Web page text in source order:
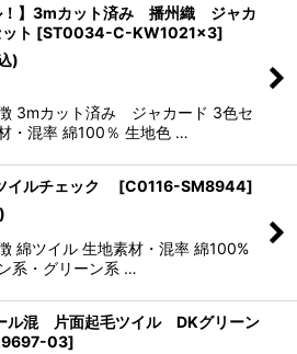
！】3mカット済み 播州織 ジャカ
ト [ST0034-C-KW1021×3]
)
3mカット済み ジャカード 3色セ
・混率 綿100％ 生地色 …
ルチェック [C0116-SM8944]
綿ツイル 生地素材・混率 綿100%
系・グリーン系 …
ル混 片面起毛ツイル DKグリーン
03]